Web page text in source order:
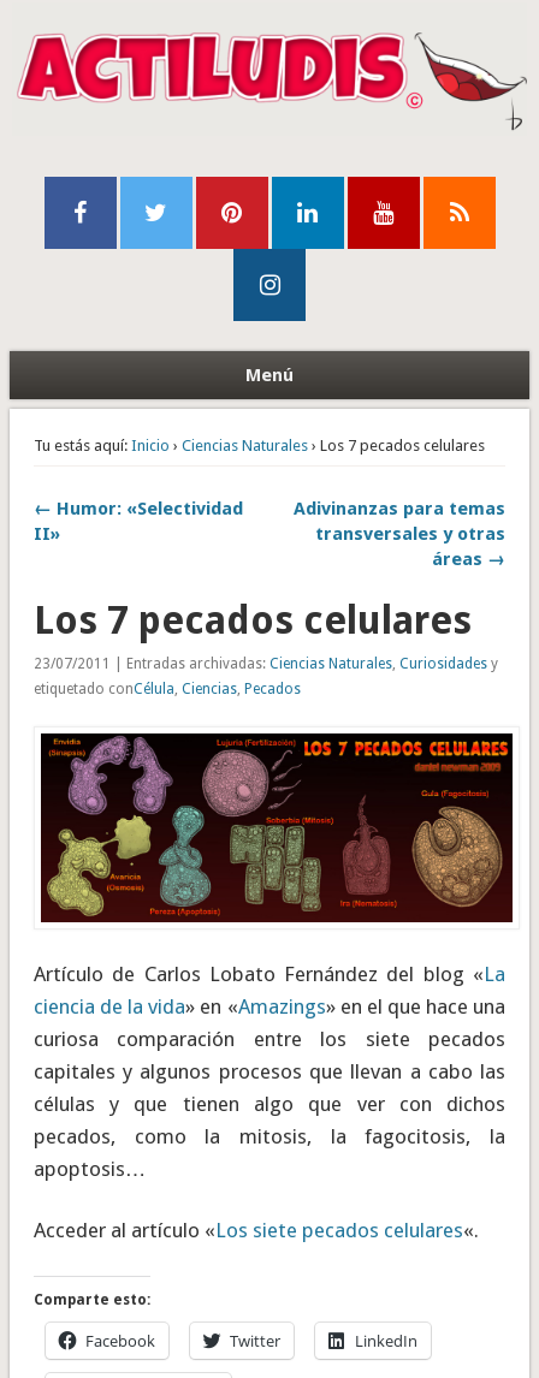
Menú
Tu estás aquí: Inicio › Ciencias Naturales› Los 7 pecados celulares
← Humor: «Selectividad
II»
Adivinanzas para temas
transversales y otras
áreas →
Los 7 pecados celulares
23/07/2011 | Entradas archivadas: Ciencias Naturales, Curiosidadesy
etiquetado conCélula, Ciencias, Pecados
Artículo de Carlos Lobato Fernández del blog «La
ciencia de la vida» en «Amazings» en el que hace una
curiosa comparación entre los siete pecados
capitales y algunos procesos que llevan a cabo las
células y que tienen algo que ver con dichos
pecados, como la mitosis, la fagocitosis, la
apoptosis…
Acceder al artículo «Los siete pecados celulares«.
Comparte esto:
Facebook Twitter LinkedIn